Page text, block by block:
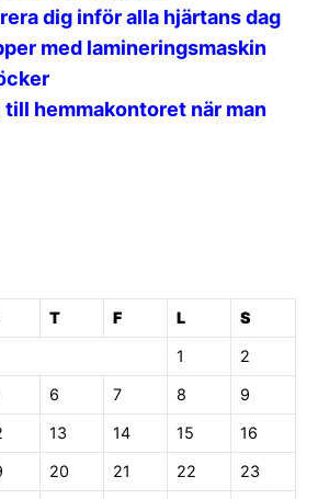
dig inför alla hjärtans dag
med lamineringsmaskin
hemmakontoret när man
T F L S
1 2
6 7 8 9
13 14 15 16
20 21 22 23